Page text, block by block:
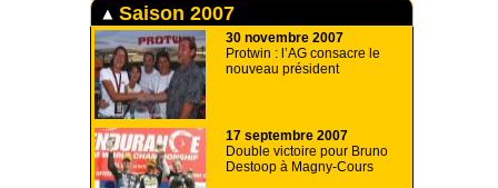
Saison 2007
30 novembre 2007
Protwin : l’AG consacre le
nouveau président
17 septembre 2007
Double victoire pour Bruno
Destoop à Magny-Cours